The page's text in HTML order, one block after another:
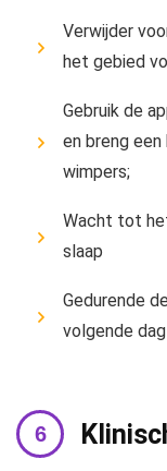
Verwijder
het gebied
Gebruik de
en breng
wimpers;
Wacht tot
slaap
Gedurende
volgende